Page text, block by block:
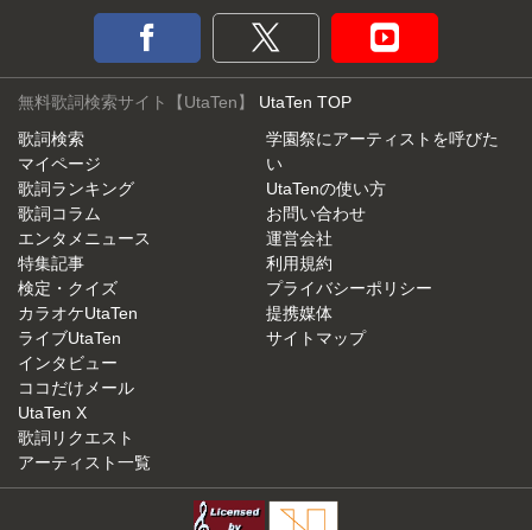
無料歌詞検索サイト【UtaTen】 UtaTen TOP
歌詞検索
マイページ
歌詞ランキング
歌詞コラム
エンタメニュース
特集記事
検定・クイズ
カラオケUtaTen
ライブUtaTen
インタビュー
ココだけメール
UtaTen X
歌詞リクエスト
アーティスト一覧
学園祭にアーティストを呼びた
い
UtaTenの使い方
お問い合わせ
運営会社
利用規約
プライバシーポリシー
提携媒体
サイトマップ